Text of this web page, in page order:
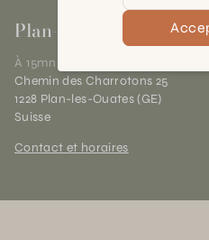
Plan-les-Ouates
À 15mn du centre de Genève
Chemin des Charrotons 25
1228 Plan-les-Ouates (GE)
Suisse
Contact et horaires